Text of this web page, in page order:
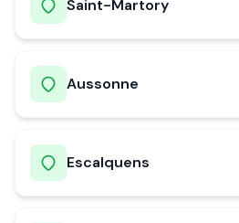
Saint-Martory
Aussonne
Escalquens